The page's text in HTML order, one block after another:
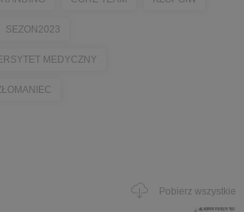
SEZON2023
MEDYCZNY
Pobierz wszystkie